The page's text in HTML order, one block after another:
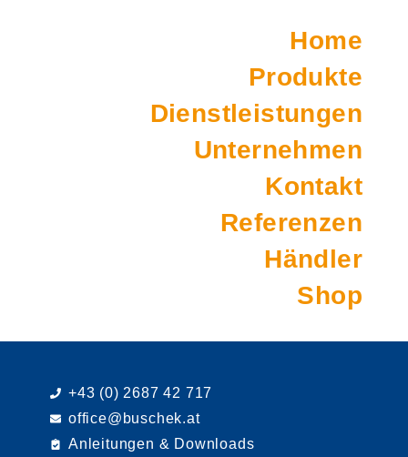
Home
Produkte
Dienstleistungen
Unternehmen
Kontakt
Referenzen
Händler
Shop
+43 (0) 2687 42 717
office@buschek.at
Anleitungen & Downloads